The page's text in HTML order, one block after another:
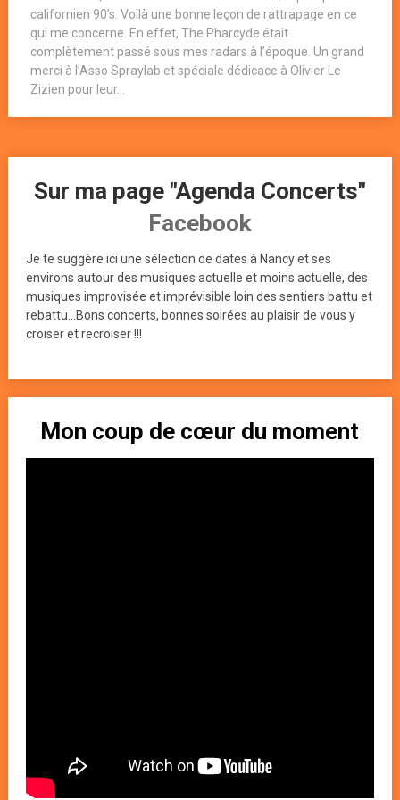
californien 90’s. Voilà une bonne leçon de rattrapage en ce
qui me concerne. En effet, The Pharcyde était
complètement passé sous mes radars à l’époque. Un grand
merci à l’Asso Spraylab et spéciale dédicace à Olivier Le
Zizien pour leur...
Sur ma page "Agenda Concerts"
Facebook
Je te suggère ici une sélection de dates à Nancy et ses
environs autour des musiques actuelle et moins actuelle, des
musiques improvisée et imprévisible loin des sentiers battu et
rebattu...Bons concerts, bonnes soirées au plaisir de vous y
croiser et recroiser !!!
Mon coup de cœur du moment